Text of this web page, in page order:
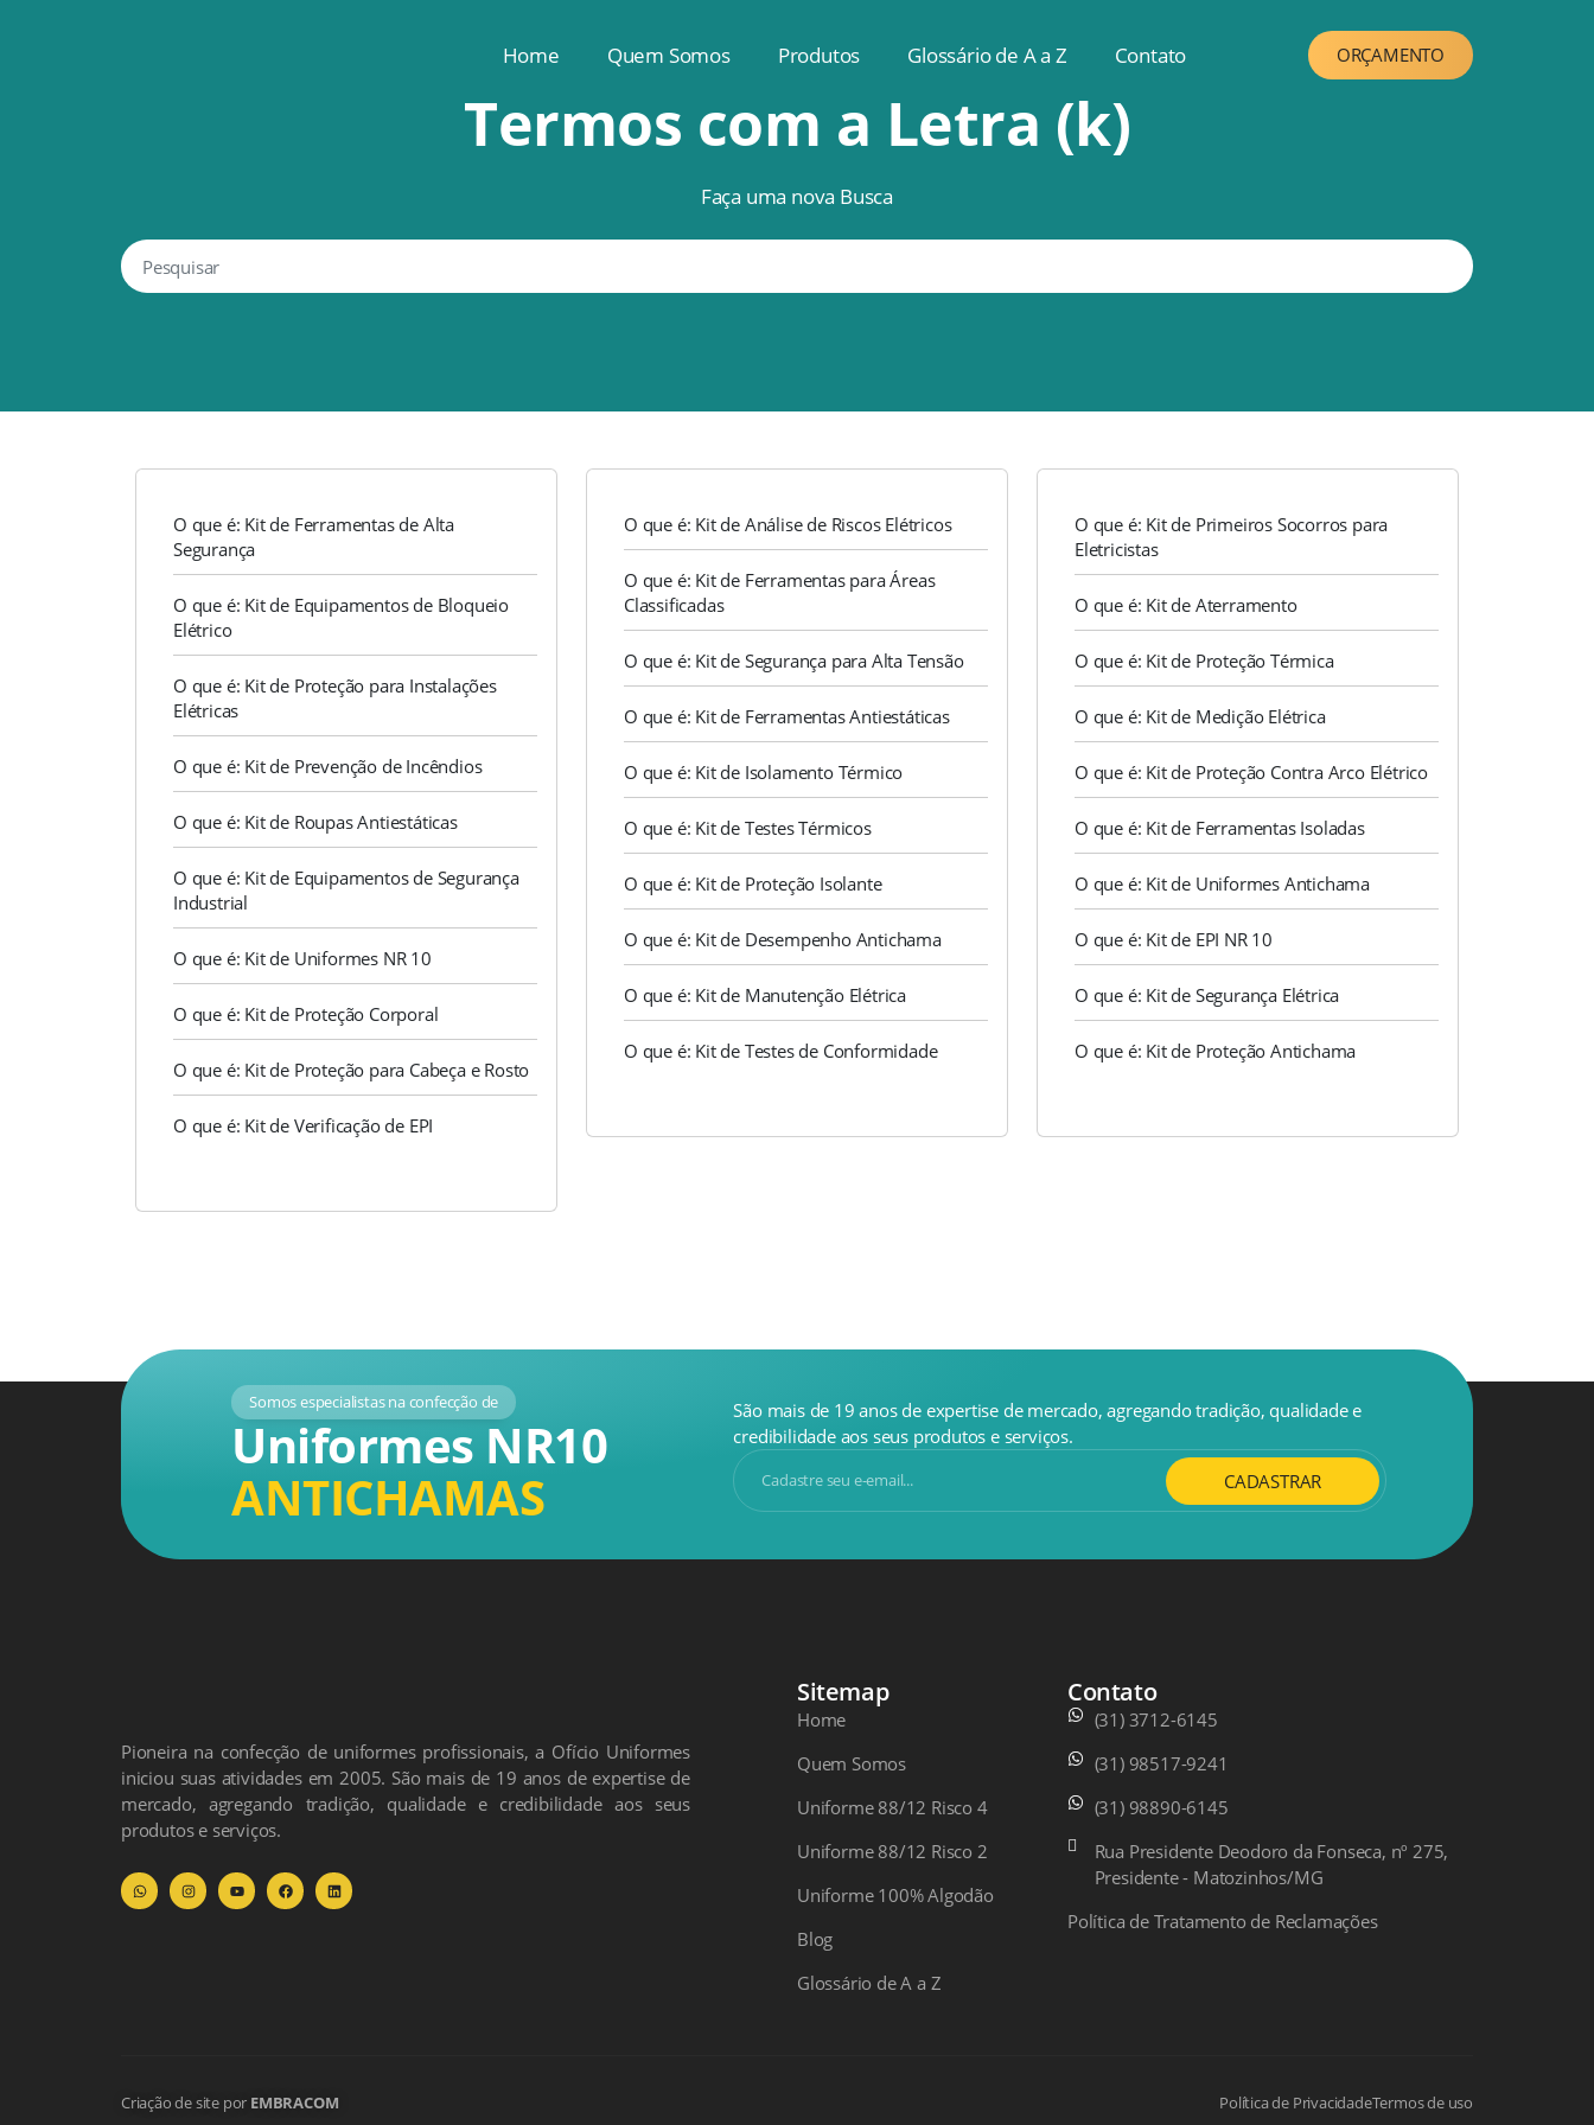
Home Quem Somos Produtos Glossário de A a Z Contato ORÇAMENTO
Termos com a Letra (k)
Faça uma nova Busca
O que é: Kit de Ferramentas de Alta
Segurança
O que é: Kit de Equipamentos de Bloqueio
Elétrico
O que é: Kit de Proteção para Instalações
Elétricas
O que é: Kit de Prevenção de Incêndios
O que é: Kit de Roupas Antiestáticas
O que é: Kit de Equipamentos de Segurança
Industrial
O que é: Kit de Uniformes NR 10
O que é: Kit de Proteção Corporal
O que é: Kit de Proteção para Cabeça e Rosto
O que é: Kit de Verificação de EPI
O que é: Kit de Análise de Riscos Elétricos
O que é: Kit de Ferramentas para Áreas
Classificadas
O que é: Kit de Segurança para Alta Tensão
O que é: Kit de Ferramentas Antiestáticas
O que é: Kit de Isolamento Térmico
O que é: Kit de Testes Térmicos
O que é: Kit de Proteção Isolante
O que é: Kit de Desempenho Antichama
O que é: Kit de Manutenção Elétrica
O que é: Kit de Testes de Conformidade
O que é: Kit de Primeiros Socorros para
Eletricistas
O que é: Kit de Aterramento
O que é: Kit de Proteção Térmica
O que é: Kit de Medição Elétrica
O que é: Kit de Proteção Contra Arco Elétrico
O que é: Kit de Ferramentas Isoladas
O que é: Kit de Uniformes Antichama
O que é: Kit de EPI NR 10
O que é: Kit de Segurança Elétrica
O que é: Kit de Proteção Antichama
Somos especialistas na confecção de
Uniformes NR10
ANTICHAMAS
São mais de 19 anos de expertise de mercado, agregando tradição, qualidade e
credibilidade aos seus produtos e serviços.
CADASTRAR
Pioneira na confecção de uniformes profissionais, a Ofício Uniformes
iniciou suas atividades em 2005. São mais de 19 anos de expertise de
mercado, agregando tradição, qualidade e credibilidade aos seus
produtos e serviços.
Sitemap
Home
Quem Somos
Uniforme 88/12 Risco 4
Uniforme 88/12 Risco 2
Uniforme 100% Algodão
Blog
Glossário de A a Z
Contato
(31) 3712-6145
(31) 98517-9241
(31) 98890-6145
Rua Presidente Deodoro da Fonseca, nº 275,
Presidente - Matozinhos/MG
Política de Tratamento de Reclamações
Criação de site por EMBRACOM Política de PrivacidadeTermos de uso